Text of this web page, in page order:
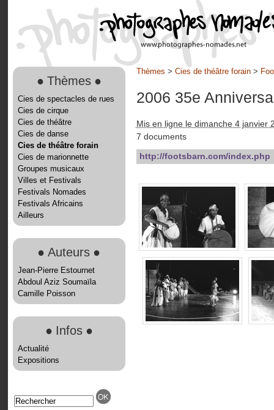
● Thèmes ●
Cies de spectacles de rues
Cies de cirque
Cies de théâtre
Cies de danse
Cies de théâtre forain
Cies de marionnette
Groupes musicaux
Villes et Festivals
Festivals Nomades
Festivals Africains
Ailleurs
● Auteurs ●
Jean-Pierre Estournet
Abdoul Aziz Soumaïla
Camille Poisson
● Infos ●
Actualité
Expositions
Thèmes > Cies de théâtre forain>
2006 35e
Mis en ligne le dimanche 4 janvier
7 documents
http://footsbarn.com/index.php